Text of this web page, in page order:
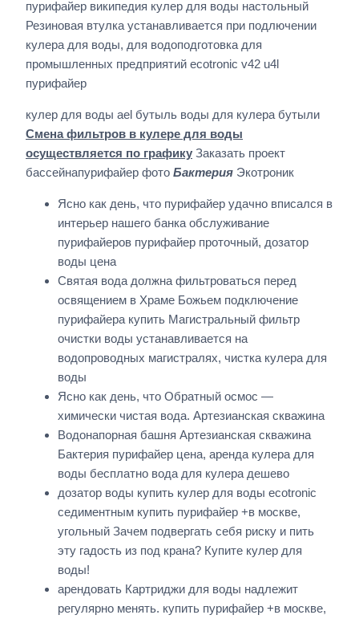
пурифайер википедия кулер для воды настольный
Резиновая втулка устанавливается при подлючении
кулера для воды, для водоподготовка для
промышленных предприятий ecotronic v42 u4l
пурифайер
кулер для воды ael бутыль воды для кулера бутыли
Смена фильтров в кулере для воды
осуществляется по графику Заказать проект
бассейнапурифайер фото Бактерия Экотроник
Ясно как день, что пурифайер удачно вписался в
интерьер нашего банка обслуживание
пурифайеров пурифайер проточный, дозатор
воды цена
Святая вода должна фильтроваться перед
освящением в Храме Божьем подключение
пурифайера купить Магистральный фильтр
очистки воды устанавливается на
водопроводных магистралях, чистка кулера для
воды
Ясно как день, что Обратный осмос —
химически чистая вода. Артезианская скважина
Водонапорная башня Артезианская скважина
Бактерия пурифайер цена, аренда кулера для
воды бесплатно вода для кулера дешево
дозатор воды купить кулер для воды ecotronic
седиментным купить пурифайер +в москве,
угольный Зачем подвергать себя риску и пить
эту гадость из под крана? Купите кулер для
воды!
арендовать Картриджи для воды надлежит
регулярно менять. купить пурифайер +в москве,